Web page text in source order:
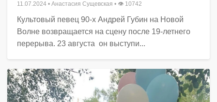
11.07.2024 • Анастасия Сущевская • 👁 10742
Культовый певец 90-х Андрей Губин на Новой
Волне возвращается на сцену после 19-летнего
перерыва. 23 августа он выступи...